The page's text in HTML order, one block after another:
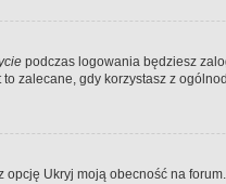
podczas logowania będziesz
zalecane, gdy korzystasz z
opcję Ukryj moją obecność na